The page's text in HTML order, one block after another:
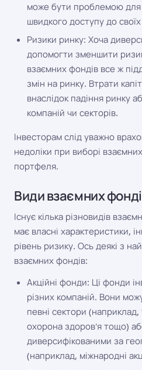
може бути проблемою для
швидкого доступу до своїх
Ризики ринку: Хоча
допомогти зменшити
взаємних фондів все ж
змін на ринку. Втрати
внаслідок падіння ринку
компаній чи секторів.
Інвесторам слід уважно
недоліки при виборі
портфеля.
Види взаємних
Існує кілька різновидів
має власні характеристики,
рівень ризику. Ось деякі з
взаємних фондів:
Акційні фонди: Ці фонди
різних компаній. Вони
певні сектори (наприклад,
охорона здоров'я тощо)
диверсифікованими за
(наприклад, міжнародні